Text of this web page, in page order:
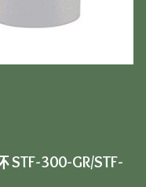
STF-300-GR/STF-